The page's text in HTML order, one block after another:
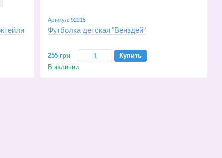
Артикул: 92215
Футболка детская "Венздей"
255 грн
Купить
В наличии